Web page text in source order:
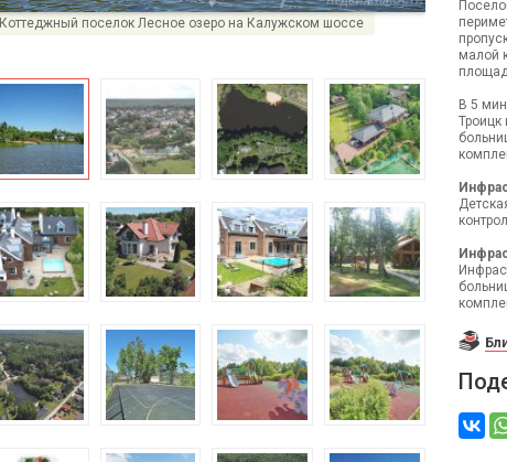
Коттеджный поселок Лесное озеро на Калужском шоссе
малой
В 5